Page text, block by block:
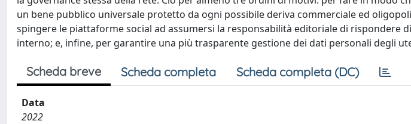
un bene pubblico universale protetto da ogni possibile deriva commerciale ed
spingere le piattaforme social ad assumersi la responsabilità editoriale di rispondere
interno; e, infine, per garantire una più trasparente gestione dei dati personali degli
Scheda breve Scheda completa Scheda completa (DC)
Data
2022